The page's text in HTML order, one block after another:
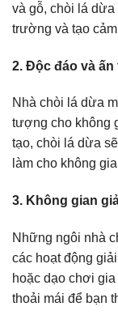
và gỗ, chòi lá
trường và tạo
2. Độc đáo và
Nhà chòi lá dừa
tượng cho không
tạo, chòi lá dừa
làm cho không
3. Không gian
Những ngôi nhà
các hoạt động
hoặc dạo chơi
thoải mái để bạn